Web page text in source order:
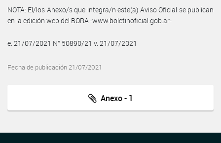
NOTA: El/los Anexo/s que integra/n este(a) Aviso Oficial se publican
en la edición web del BORA -www.boletinoficial.gob.ar-
e. 21/07/2021 N° 50890/21 v. 21/07/2021
Fecha de publicación 21/07/2021
Anexo - 1